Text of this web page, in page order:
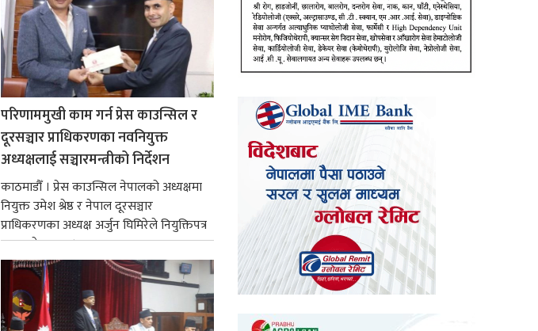
परिणाममुखी काम गर्न प्रेस काउन्सिल र
दूरसञ्चार प्राधिकरणका नवनियुक्त
अध्यक्षलाई सञ्चारमन्त्रीको निर्देशन
काठमाडौँ । प्रेस काउन्सिल नेपालको अध्यक्षमा
नियुक्त उमेश श्रेष्ठ र नेपाल दूरसञ्चार
प्राधिकरणका अध्यक्ष अर्जुन घिमिरेले नियुक्तिपत्र
ग्रहण गरेका छन्।...